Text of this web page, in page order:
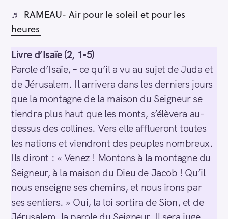
♬ RAMEAU- Air pour le soleil et pour les
heures
Livre d’Isaïe (2, 1-5)
Parole d’Isaïe, – ce qu’il a vu au sujet de Juda et
de Jérusalem. Il arrivera dans les derniers jours
que la montagne de la maison du Seigneur se
tiendra plus haut que les monts, s’élèvera au-
dessus des collines. Vers elle afflueront toutes
les nations et viendront des peuples nombreux.
Ils diront : « Venez ! Montons à la montagne du
Seigneur, à la maison du Dieu de Jacob ! Qu’il
nous enseigne ses chemins, et nous irons par
ses sentiers. » Oui, la loi sortira de Sion, et de